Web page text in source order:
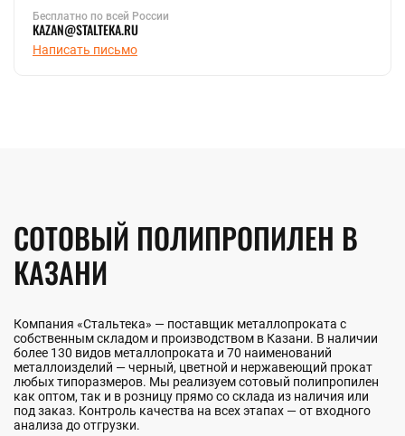
Бесплатно по всей России
KAZAN@STALTEKA.RU
Написать письмо
СОТОВЫЙ ПОЛИПРОПИЛЕН В
КАЗАНИ
Компания «Стальтека» — поставщик металлопроката с
собственным складом и производством в Казани. В наличии
более 130 видов металлопроката и 70 наименований
металлоизделий — черный, цветной и нержавеющий прокат
любых типоразмеров. Мы реализуем сотовый полипропилен
как оптом, так и в розницу прямо со склада из наличия или
под заказ. Контроль качества на всех этапах — от входного
анализа до отгрузки.